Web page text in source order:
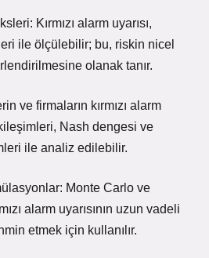
Kırmızı alarm uyarısı,
ile ölçülebilir; bu, riskin nicel
olanak tanır.
ve firmaların kırmızı alarm
Nash dengesi ve
ile analiz edilebilir.
Monte Carlo ve
alarm uyarısının uzun vadeli
etmek için kullanılır.